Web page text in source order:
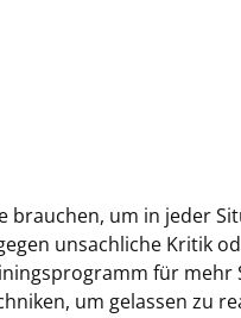
brauchen, um in jeder
unsachliche Kritik
für
um gelassen zu